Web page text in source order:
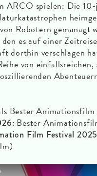
ARCO spielen: Die
Robotern gemanagt
es auf einer
dorthin verschlagen
von einfallsreichen,
Bester Animationsfilm
Bester
Film Festival